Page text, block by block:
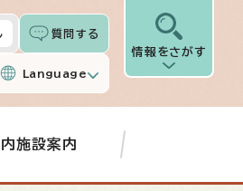
質問する
Language
情報をさがす
施設案内